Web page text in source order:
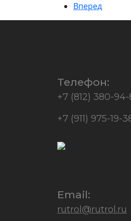
Вперед
Телефон:
+7 (812) 380-94-
+7 (911) 975-19-
Email:
rutrol@rutrol.ru